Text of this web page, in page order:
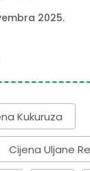
2025.
Kukuruza
Cijena Uljane